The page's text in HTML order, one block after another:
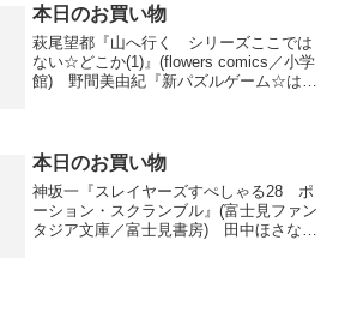
本日のお買い物
萩尾望都『山へ行く シリーズここでは
ない☆どこか(1)』(flowers comics／小学
館) 野間美由紀『新パズルゲーム☆はい
本日のお買い物
神坂一『スレイヤーズすぺしゃる28 ポ
ーション・スクランブル』(富士見ファン
タジア文庫／富士見書房) 田中ほさな